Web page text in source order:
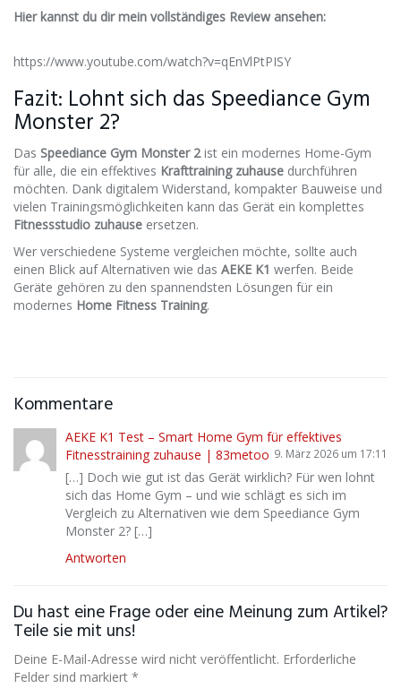
Hier kannst du dir mein vollständiges Review ansehen:
https://www.youtube.com/watch?v=qEnVlPtPISY
Fazit: Lohnt sich das Speediance Gym
Monster 2?
Das Speediance Gym Monster 2ist ein modernes Home-Gym
für alle, die ein effektives Krafttraining zuhause durchführen
möchten. Dank digitalem Widerstand, kompakter Bauweise und
vielen Trainingsmöglichkeiten kann das Gerät ein komplettes
Fitnessstudio zuhause ersetzen.
Wer verschiedene Systeme vergleichen möchte, sollte auch
einen Blick auf Alternativen wie das AEKE K1 werfen. Beide
Geräte gehören zu den spannendsten Lösungen für ein
modernes Home Fitness Training.
Kommentare
AEKE K1 Test – Smart Home Gym für effektives
Fitnesstraining zuhause | 83metoo 9. März 2026 um 17:11
[…] Doch wie gut ist das Gerät wirklich? Für wen lohnt
sich das Home Gym – und wie schlägt es sich im
Vergleich zu Alternativen wie dem Speediance Gym
Monster 2? […]
Antworten
Du hast eine Frage oder eine Meinung zum Artikel?
Teile sie mit uns!
Deine E-Mail-Adresse wird nicht veröffentlicht. Erforderliche
Felder sind markiert *